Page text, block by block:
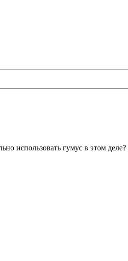
использовать гумус в этом деле?